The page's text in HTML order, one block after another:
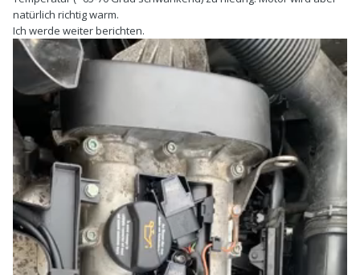
natürlich richtig warm.
Ich werde weiter berichten.